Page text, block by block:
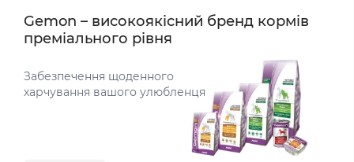
Gemon – високоякісний бренд кормів
преміального рівня
Забезпечення щоденного
харчування вашого улюбленця